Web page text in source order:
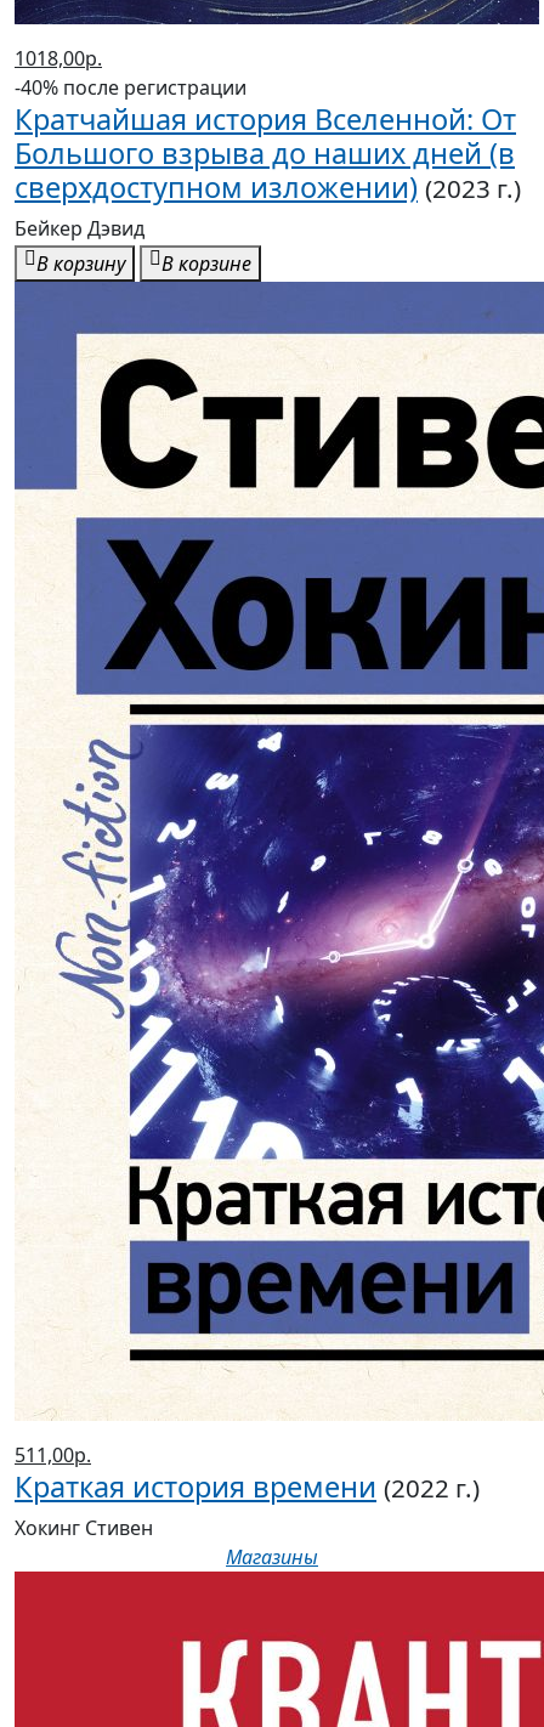
1018,00р.
-40% после регистрации
Кратчайшая история Вселенной: От
Большого взрыва до наших дней (в
сверхдоступном изложении) (2023 г.)
Бейкер Дэвид
В корзину
В корзине
511,00р.
Краткая история времени (2022 г.)
Хокинг Стивен
Магазины